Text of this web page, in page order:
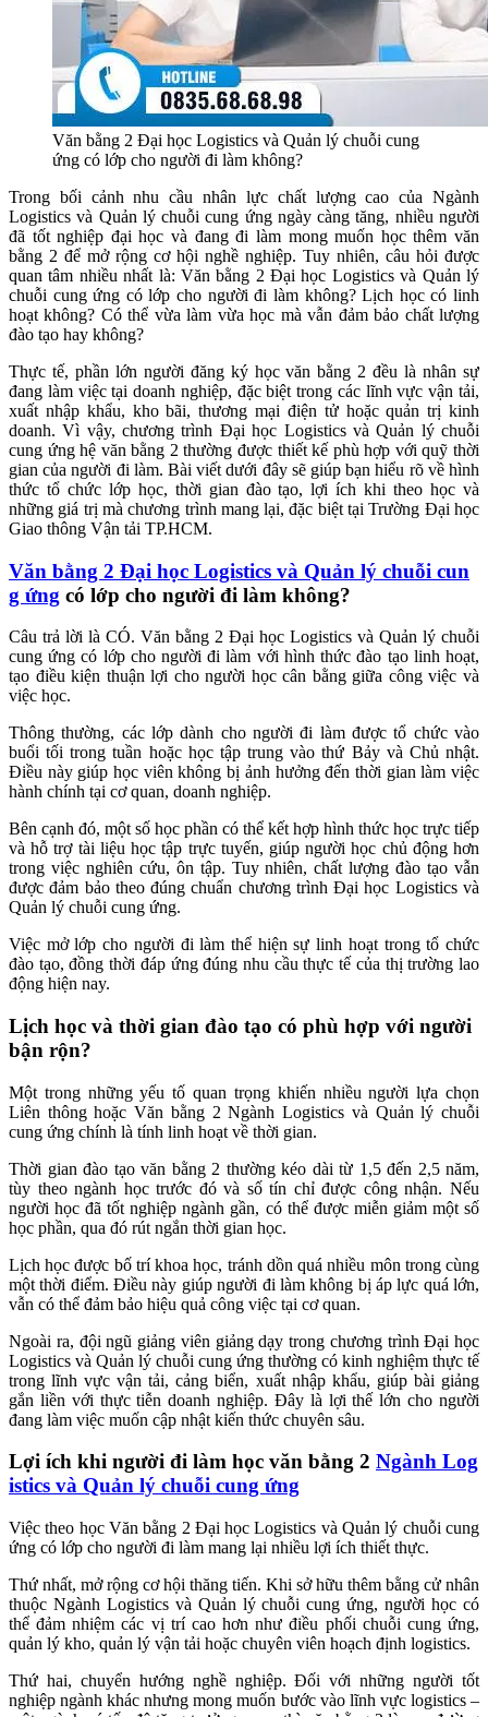
Văn bằng 2 Đại học Logistics và Quản lý chuỗi cung
ứng có lớp cho người đi làm không?
Trong bối cảnh nhu cầu nhân lực chất lượng cao của Ngành
Logistics và Quản lý chuỗi cung ứng ngày càng tăng, nhiều người
đã tốt nghiệp đại học và đang đi làm mong muốn học thêm văn
bằng 2 để mở rộng cơ hội nghề nghiệp. Tuy nhiên, câu hỏi được
quan tâm nhiều nhất là: Văn bằng 2 Đại học Logistics và Quản lý
chuỗi cung ứng có lớp cho người đi làm không? Lịch học có linh
hoạt không? Có thể vừa làm vừa học mà vẫn đảm bảo chất lượng
đào tạo hay không?
Thực tế, phần lớn người đăng ký học văn bằng 2 đều là nhân sự
đang làm việc tại doanh nghiệp, đặc biệt trong các lĩnh vực vận tải,
xuất nhập khẩu, kho bãi, thương mại điện tử hoặc quản trị kinh
doanh. Vì vậy, chương trình Đại học Logistics và Quản lý chuỗi
cung ứng hệ văn bằng 2 thường được thiết kế phù hợp với quỹ thời
gian của người đi làm. Bài viết dưới đây sẽ giúp bạn hiểu rõ về hình
thức tổ chức lớp học, thời gian đào tạo, lợi ích khi theo học và
những giá trị mà chương trình mang lại, đặc biệt tại Trường Đại học
Giao thông Vận tải TP.HCM.
Văn bằng 2 Đại học Logistics và Quản lý chuỗi cun
g ứng có lớp cho người đi làm không?
Câu trả lời là CÓ. Văn bằng 2 Đại học Logistics và Quản lý chuỗi
cung ứng có lớp cho người đi làm với hình thức đào tạo linh hoạt,
tạo điều kiện thuận lợi cho người học cân bằng giữa công việc và
việc học.
Thông thường, các lớp dành cho người đi làm được tổ chức vào
buổi tối trong tuần hoặc học tập trung vào thứ Bảy và Chủ nhật.
Điều này giúp học viên không bị ảnh hưởng đến thời gian làm việc
hành chính tại cơ quan, doanh nghiệp.
Bên cạnh đó, một số học phần có thể kết hợp hình thức học trực tiếp
và hỗ trợ tài liệu học tập trực tuyến, giúp người học chủ động hơn
trong việc nghiên cứu, ôn tập. Tuy nhiên, chất lượng đào tạo vẫn
được đảm bảo theo đúng chuẩn chương trình Đại học Logistics và
Quản lý chuỗi cung ứng.
Việc mở lớp cho người đi làm thể hiện sự linh hoạt trong tổ chức
đào tạo, đồng thời đáp ứng đúng nhu cầu thực tế của thị trường lao
động hiện nay.
Lịch học và thời gian đào tạo có phù hợp với người
bận rộn?
Một trong những yếu tố quan trọng khiến nhiều người lựa chọn
Liên thông hoặc Văn bằng 2 Ngành Logistics và Quản lý chuỗi
cung ứng chính là tính linh hoạt về thời gian.
Thời gian đào tạo văn bằng 2 thường kéo dài từ 1,5 đến 2,5 năm,
tùy theo ngành học trước đó và số tín chỉ được công nhận. Nếu
người học đã tốt nghiệp ngành gần, có thể được miễn giảm một số
học phần, qua đó rút ngắn thời gian học.
Lịch học được bố trí khoa học, tránh dồn quá nhiều môn trong cùng
một thời điểm. Điều này giúp người đi làm không bị áp lực quá lớn,
vẫn có thể đảm bảo hiệu quả công việc tại cơ quan.
Ngoài ra, đội ngũ giảng viên giảng dạy trong chương trình Đại học
Logistics và Quản lý chuỗi cung ứng thường có kinh nghiệm thực tế
trong lĩnh vực vận tải, cảng biển, xuất nhập khẩu, giúp bài giảng
gắn liền với thực tiễn doanh nghiệp. Đây là lợi thế lớn cho người
đang làm việc muốn cập nhật kiến thức chuyên sâu.
Lợi ích khi người đi làm học văn bằng 2 Ngành Log
istics và Quản lý chuỗi cung ứng
Việc theo học Văn bằng 2 Đại học Logistics và Quản lý chuỗi cung
ứng có lớp cho người đi làm mang lại nhiều lợi ích thiết thực.
Thứ nhất, mở rộng cơ hội thăng tiến. Khi sở hữu thêm bằng cử nhân
thuộc Ngành Logistics và Quản lý chuỗi cung ứng, người học có
thể đảm nhiệm các vị trí cao hơn như điều phối chuỗi cung ứng,
quản lý kho, quản lý vận tải hoặc chuyên viên hoạch định logistics.
Thứ hai, chuyển hướng nghề nghiệp. Đối với những người tốt
nghiệp ngành khác nhưng mong muốn bước vào lĩnh vực logistics –